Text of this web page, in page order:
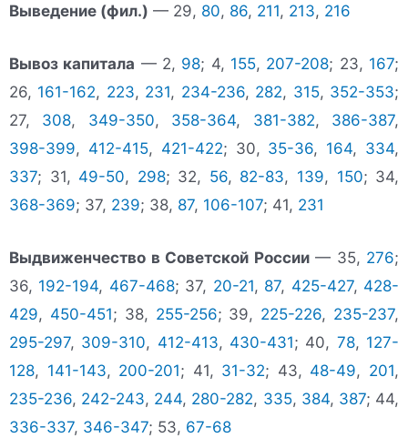
Выведение (фил.) — 29, 80, 86, 211, 213, 216
Вывоз капитала — 2, 98; 4, 155, 207-208; 23, 167;
26, 161-162, 223, 231, 234-236, 282, 315, 352-353;
27, 308, 349-350, 358-364, 381-382, 386-387,
398-399, 412-415, 421-422; 30, 35-36, 164, 334,
337; 31, 49-50, 298; 32, 56, 82-83, 139, 150; 34,
368-369; 37, 239; 38, 87, 106-107; 41, 231
Выдвиженчество в Советской России— 35, 276;
36, 192-194, 467-468; 37, 20-21, 87, 425-427, 428-
429, 450-451; 38, 255-256; 39, 225-226, 235-237,
295-297, 309-310, 412-413, 430-431; 40, 78, 127-
128, 141-143, 200-201; 41, 31-32; 43, 48-49, 201,
235-236, 242-243, 244, 280-282, 335, 384, 387; 44,
336-337, 346-347; 53, 67-68